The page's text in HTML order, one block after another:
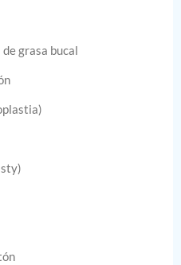
grasa bucal